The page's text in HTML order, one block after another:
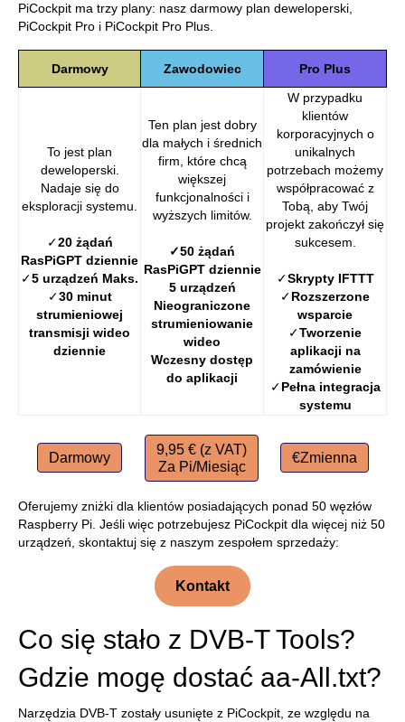
PiCockpit ma trzy plany: nasz darmowy plan deweloperski,
PiCockpit Pro i PiCockpit Pro Plus.
Darmowy Zawodowiec Pro Plus
To jest plan
deweloperski.
Nadaje się do
eksploracji systemu.
✓20 żądań
RasPiGPT dziennie
✓5 urządzeń Maks.
✓30 minut
strumieniowej
transmisji wideo
dziennie
Ten plan jest dobry
dla małych i średnich
firm, które chcą
większej
funkcjonalności i
wyższych limitów.
✓50 żądań
RasPiGPT dziennie
5 urządzeń
Nieograniczone
strumieniowanie
wideo
Wczesny dostęp
do aplikacji
W przypadku
klientów
korporacyjnych o
unikalnych
potrzebach możemy
współpracować z
Tobą, aby Twój
projekt zakończył się
sukcesem.
✓Skrypty IFTTT
✓Rozszerzone
wsparcie
✓Tworzenie
aplikacji na
zamówienie
✓Pełna integracja
systemu
Darmowy
9,95 € (z VAT)
Za Pi/Miesiąc
€Zmienna
Oferujemy zniżki dla klientów posiadających ponad 50 węzłów
Raspberry Pi. Jeśli więc potrzebujesz PiCockpit dla więcej niż 50
urządzeń, skontaktuj się z naszym zespołem sprzedaży:
Kontakt
Co się stało z DVB-T Tools?
Gdzie mogę dostać aa-All.txt?
Narzędzia DVB-T zostały usunięte z PiCockpit, ze względu na